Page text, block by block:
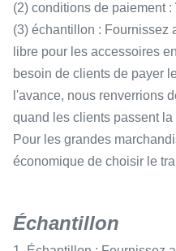
(2) conditions de paiement :
(3) échantillon : Fournissez
libre pour les accessoires
besoin de clients de payer
l'avance, nous renverrions
quand les clients passent la
Pour les grandes
économique de choisir le
Échantillon